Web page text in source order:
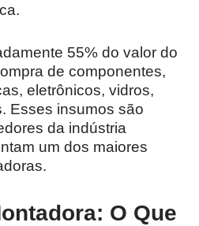
55% do valor do
de componentes,
eletrônicos, vidros,
Esses insumos são
da indústria
um dos maiores
O Que